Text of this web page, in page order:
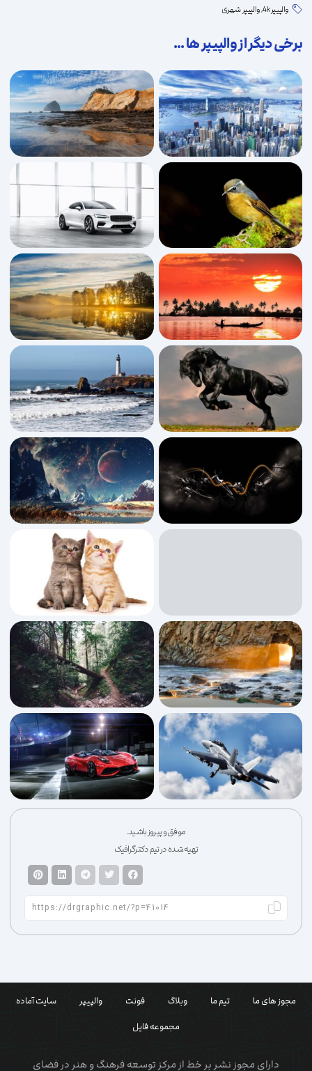
ها
والپیپر 4k ,والپیپر شهری
برخی دیگر از والپیپر ها ...
موفق و پیروز باشید.
تهیه شده در تیم دکترگرافیک
مجوز های ما تیم ما وبلاگ فونت والپیپر سایت آماده
مجموعه فایل
دارای مجوز نشر بر خط از مرکز توسعه فرهنگ و هنر در فضای